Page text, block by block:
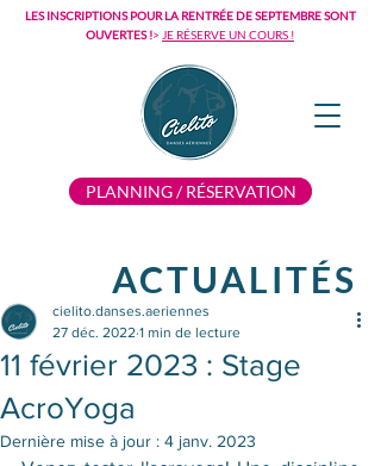
PLANNING / RÉSERVATION
LES INSCRIPTIONS POUR LA RENTRÉE DE SEPTEMBRE SONT
OUVERTES !> JE RÉSERVE UN COURS !
ACTUALITÉS
11 février 2023 : Stage
AcroYoga
cielito.danses.aeriennes
27 déc. 2022 1 min de lecture
Dernière mise à jour : 4 janv. 2023